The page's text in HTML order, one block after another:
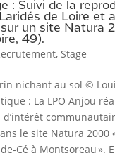
: Suivi de la
de Loire et
sur un site Natura
49).
, Stage
nichant au sol ©
: La LPO Anjou
d’intérêt
le site Natura 2000
Cé à Montsoreau ».